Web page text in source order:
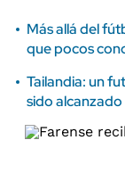
Más allá del
que pocos
Tailandia: un
sido